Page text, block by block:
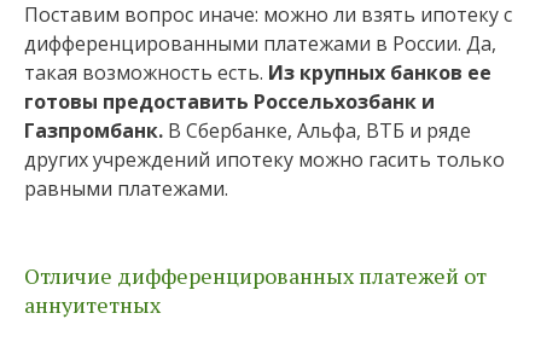
Поставим вопрос иначе: можно ли взять ипотеку с
дифференцированными платежами в России. Да,
такая возможность есть. Из крупных банков ее
готовы предоставить Россельхозбанк и
Газпромбанк. В Сбербанке, Альфа, ВТБ и ряде
других учреждений ипотеку можно гасить только
равными платежами.
Отличие дифференцированных платежей от
аннуитетных